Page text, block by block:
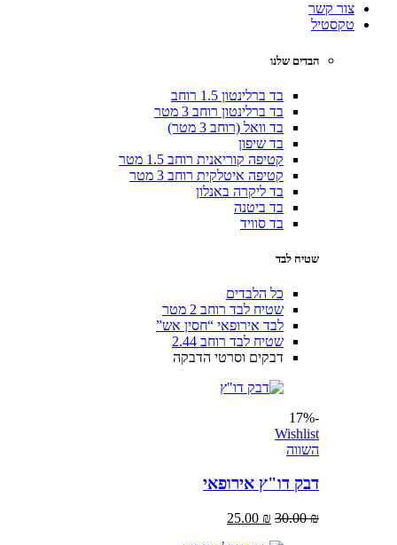
צור קשר
טקסטיל
הבדים שלנו
בד ברלינטון 1.5 רוחב
בד ברלינטון רוחב 3 מטר
בד וואל (רוחב 3 מטר)
בד שיפון
קטיפה קוריאנית רוחב 1.5 מטר
קטיפה איטלקית רוחב 3 מטר
בד ליקרה באנלון
בד ביטנה
בד סוויד
שטיח לבד
כל הלבדים
שטיח לבד רוחב 2 מטר
לבד אירופאי “חסין אש”
שטיח לבד רוחב 2.44
דבקים וסרטי הדבקה
Wishlist
דבק דו"ץ אירופאי
30.00
25.00₪